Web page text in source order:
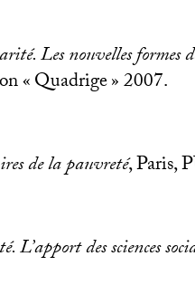
Les nouvelles formes
«Quadrige» 2007.
de la pauvreté, Paris,
L’apport des sciences